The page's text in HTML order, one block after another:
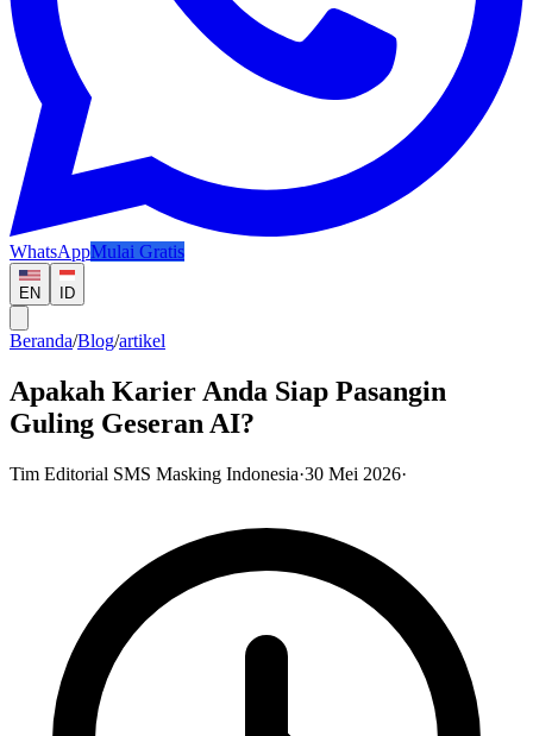
WhatsAppMulai Gratis
EN ID
Beranda/Blog/artikel
Apakah Karier Anda Siap Pasangin
Guling Geseran AI?
Tim Editorial SMS Masking Indonesia·30 Mei 2026·